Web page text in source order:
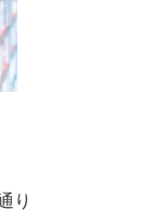
り